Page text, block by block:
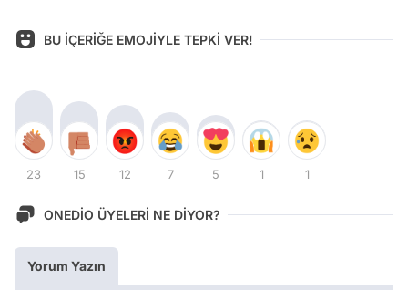
BU İÇERİĞE EMOJİYLE TEPKİ VER!
23 15 12 7 5 1 1
ONEDİO ÜYELERİ NE DİYOR?
Yorum Yazın